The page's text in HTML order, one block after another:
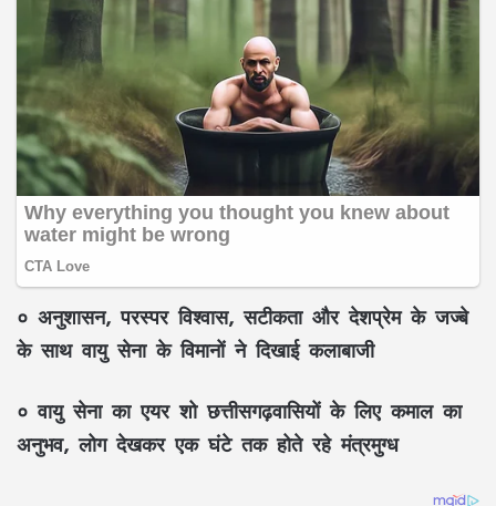
० अनुशासन, परस्पर विश्वास, सटीकता और देशप्रेम के जज्बे
के साथ वायु सेना के विमानों ने दिखाई कलाबाजी
० वायु सेना का एयर शो छत्तीसगढ़वासियों के लिए कमाल का
अनुभव, लोग देखकर एक घंटे तक होते रहे मंत्रमुग्ध